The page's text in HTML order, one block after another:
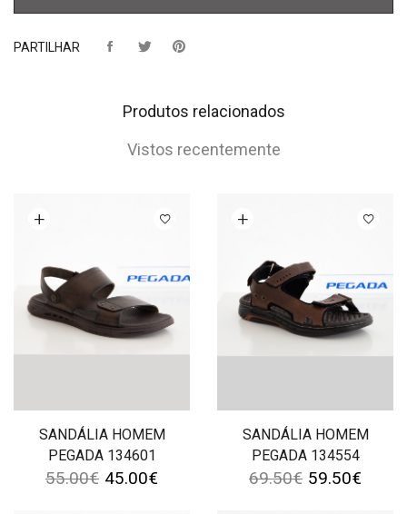
PARTILHAR
Produtos relacionados
Vistos recentemente
SANDÁLIA HOMEM
PEGADA 134601
opções
55.00€ 45.00€
SANDÁLIA HOMEM
PEGADA 134554
Ver opções
69.50€ 59.50€